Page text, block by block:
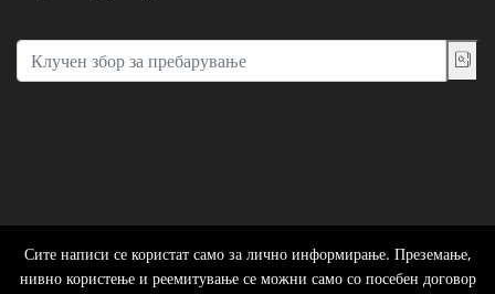
Сите написи се користат само за лично информирање. Преземање,
нивно користење и реемитување се можни само со посебен договор